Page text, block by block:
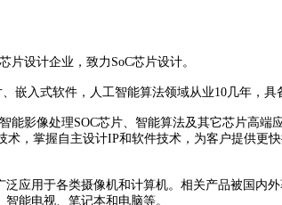
片设计企业，致力SoC芯片设计。
嵌入式软件，人工智能算法领域从业10几年，具
能影像处理SOC芯片、智能算法及其它芯片高端
术，掌握自主设计IP和软件技术，为客户提供更
应用于各类摄像机和计算机。相关产品被国内
能电视、笔记本和电脑等。